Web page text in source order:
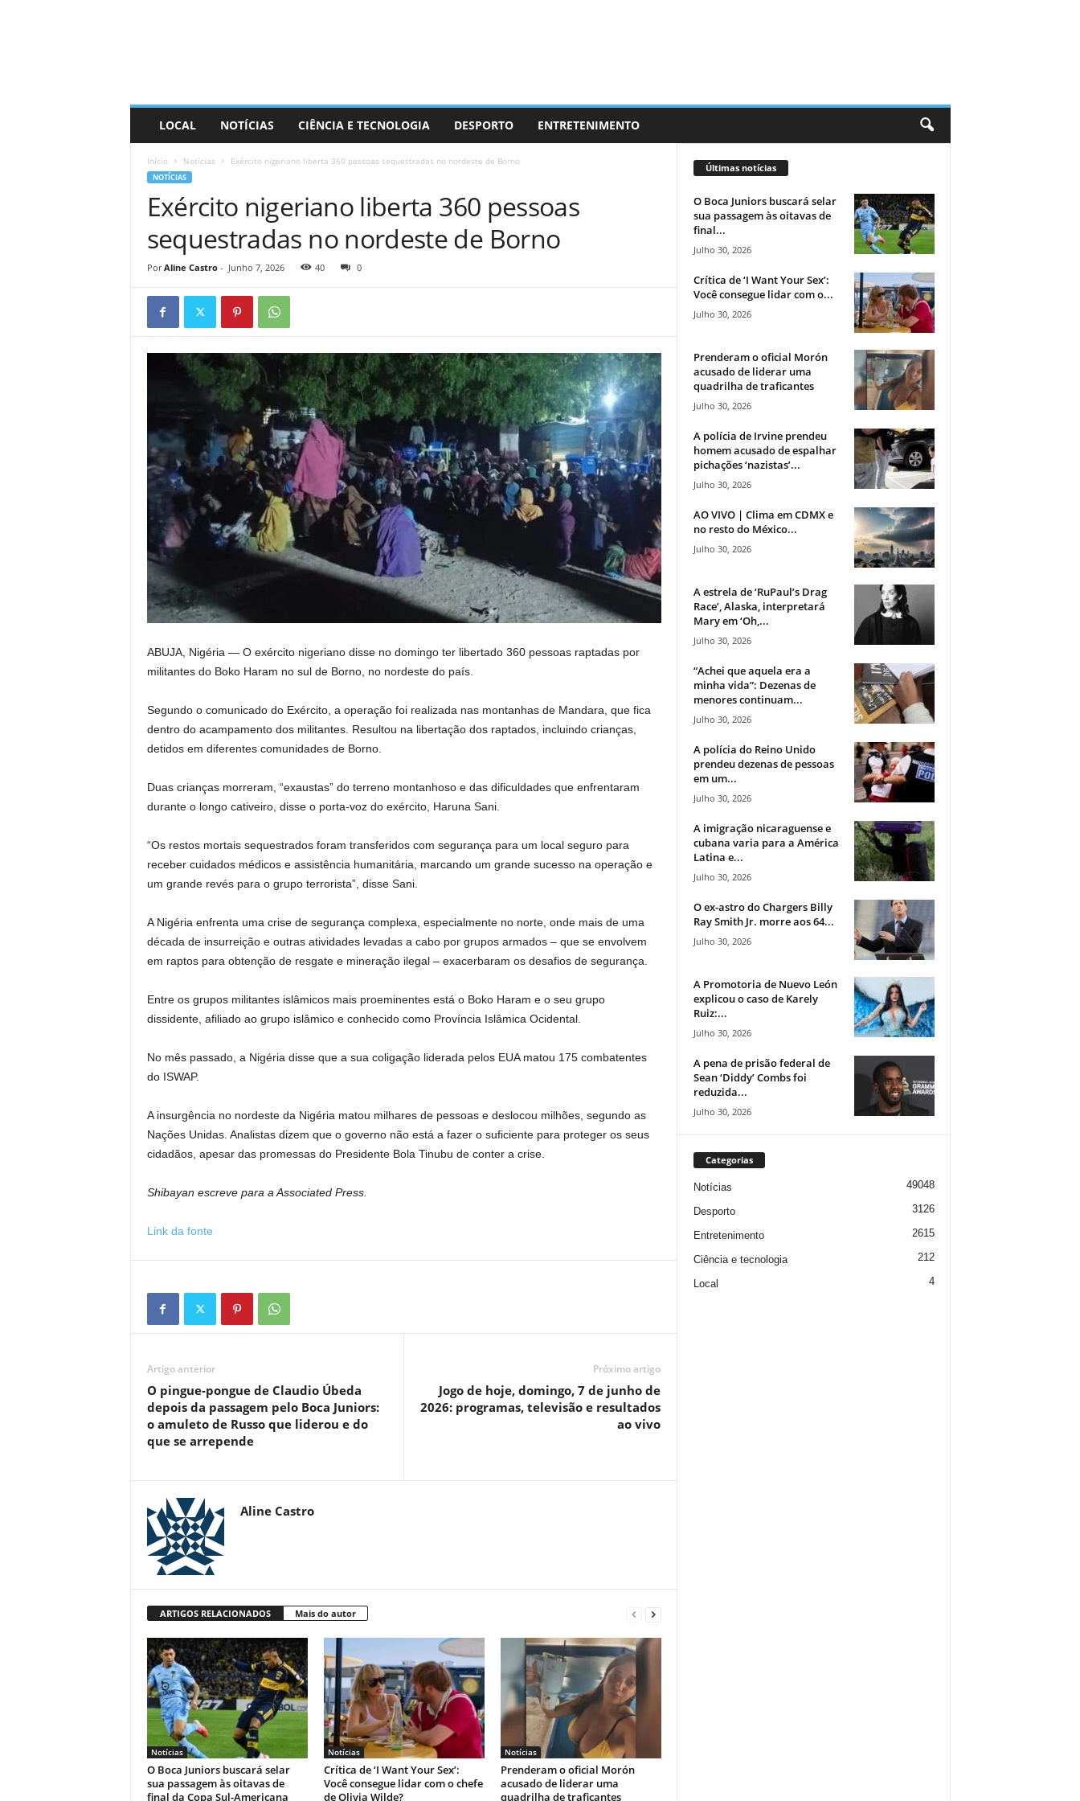
LOCAL NOTÍCIAS CIÊNCIA E TECNOLOGIA DESPORTO ENTRETENIMENTO
Início Notícias Exército nigeriano liberta 360 pessoas sequestradas no nordeste de Borno
NOTÍCIAS
Exército nigeriano liberta 360 pessoas
sequestradas no nordeste de Borno
Por Aline Castro- Junho 7, 2026 40 0
ABUJA, Nigéria — O exército nigeriano disse no domingo ter libertado 360 pessoas raptadas por
militantes do Boko Haram no sul de Borno, no nordeste do país.
Segundo o comunicado do Exército, a operação foi realizada nas montanhas de Mandara, que fica
dentro do acampamento dos militantes. Resultou na libertação dos raptados, incluindo crianças,
detidos em diferentes comunidades de Borno.
Duas crianças morreram, “exaustas” do terreno montanhoso e das dificuldades que enfrentaram
durante o longo cativeiro, disse o porta-voz do exército, Haruna Sani.
“Os restos mortais sequestrados foram transferidos com segurança para um local seguro para
receber cuidados médicos e assistência humanitária, marcando um grande sucesso na operação e
um grande revés para o grupo terrorista”, disse Sani.
A Nigéria enfrenta uma crise de segurança complexa, especialmente no norte, onde mais de uma
década de insurreição e outras atividades levadas a cabo por grupos armados – que se envolvem
em raptos para obtenção de resgate e mineração ilegal – exacerbaram os desafios de segurança.
Entre os grupos militantes islâmicos mais proeminentes está o Boko Haram e o seu grupo
dissidente, afiliado ao grupo islâmico e conhecido como Província Islâmica Ocidental.
No mês passado, a Nigéria disse que a sua coligação liderada pelos EUA matou 175 combatentes
do ISWAP.
A insurgência no nordeste da Nigéria matou milhares de pessoas e deslocou milhões, segundo as
Nações Unidas. Analistas dizem que o governo não está a fazer o suficiente para proteger os seus
cidadãos, apesar das promessas do Presidente Bola Tinubu de conter a crise.
Shibayan escreve para a Associated Press.
Link da fonte
Artigo anterior
O pingue-pongue de Claudio Úbeda
depois da passagem pelo Boca Juniors:
o amuleto de Russo que liderou e do
que se arrepende
Próximo artigo
Jogo de hoje, domingo, 7 de junho de
2026: programas, televisão e resultados
ao vivo
Aline Castro
ARTIGOS RELACIONADOS Mais do autor
Notícias
O Boca Juniors buscará selar
sua passagem às oitavas de
final da Copa Sul-Americana
Notícias
Crítica de ‘I Want Your Sex’:
Você consegue lidar com o chefe
de Olivia Wilde?
Notícias
Prenderam o oficial Morón
acusado de liderar uma
quadrilha de traficantes
Últimas notícias
O Boca Juniors buscará selar
sua passagem às oitavas de
final...
Julho 30, 2026
Crítica de ‘I Want Your Sex’:
Você consegue lidar com o...
Julho 30, 2026
Prenderam o oficial Morón
acusado de liderar uma
quadrilha de traficantes
Julho 30, 2026
A polícia de Irvine prendeu
homem acusado de espalhar
pichações ‘nazistas’...
Julho 30, 2026
AO VIVO | Clima em CDMX e
no resto do México...
Julho 30, 2026
A estrela de ‘RuPaul’s Drag
Race’, Alaska, interpretará
Mary em ‘Oh,...
Julho 30, 2026
“Achei que aquela era a
minha vida”: Dezenas de
menores continuam...
Julho 30, 2026
A polícia do Reino Unido
prendeu dezenas de pessoas
em um...
Julho 30, 2026
A imigração nicaraguense e
cubana varia para a América
Latina e...
Julho 30, 2026
O ex-astro do Chargers Billy
Ray Smith Jr. morre aos 64...
Julho 30, 2026
A Promotoria de Nuevo León
explicou o caso de Karely
Ruiz:...
Julho 30, 2026
A pena de prisão federal de
Sean ‘Diddy’ Combs foi
reduzida...
Julho 30, 2026
Categorias
Notícias 49048
Desporto 3126
Entretenimento 2615
Ciência e tecnologia 212
Local 4